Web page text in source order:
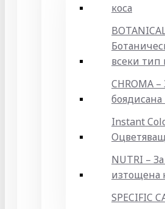
коса
всеки тип
CHROMA –
боядисана
Instant
NUTRI –
изтощена
SPECIFIC